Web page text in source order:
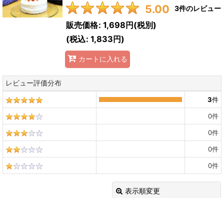
5.00 3件のレビュー
販売価格: 1,698円(税別)
(税込: 1,833円)
カートに入れる
レビュー評価分布
3件
0件
0件
0件
0件
表示順変更